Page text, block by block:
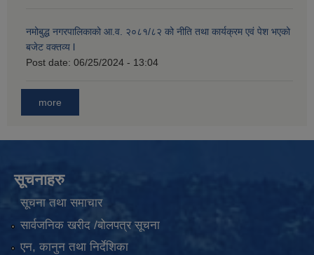
नमोबुद्ध नगरपालिकाको आ‍.व. २०८१/८२ को नीति तथा कार्यक्रम एवं पेश भएको
बजेट वक्तव्य l
Post date: 06/25/2024 - 13:04
more
सूचनाहरु
सूचना तथा समाचार
सार्वजनिक खरीद /बोलपत्र सूचना
एन, कानुन तथा निर्देशिका